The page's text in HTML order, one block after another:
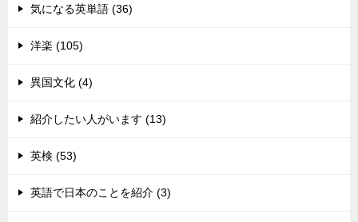
気になる英単語 (36)
洋楽 (105)
異国文化 (4)
紹介したい人がいます (13)
英検 (53)
英語で日本のことを紹介 (3)